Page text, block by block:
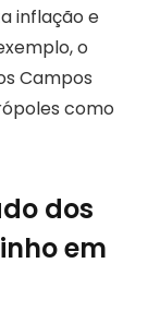
inflação e
o
Campos
como
dos
em